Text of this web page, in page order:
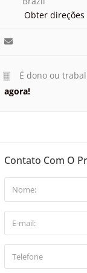
Obter direções
É dono ou
agora!
Contato Com O